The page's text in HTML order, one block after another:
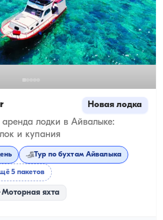
Новая лодка
лодки в Айвалыке:
и купания
Тур по бухтам Айвалыка
5 пакетов
Моторная яхта